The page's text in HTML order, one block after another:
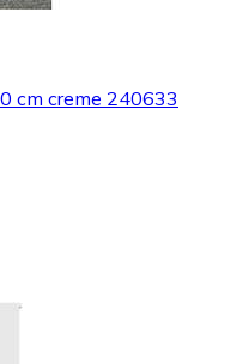
cm creme 240633